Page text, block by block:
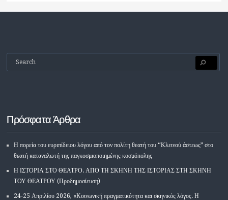
Πρόσφατα Άρθρα
Η πορεία του ευριπίδειου λόγου από τον πολίτη θεατή του “Κλεινού άστεως” στο
θεατή καταναλωτή της παγκοσμιοποιημένης κοσμόπολης
Η ΙΣΤΟΡΙΑ ΣΤΟ ΘΕΑΤΡΟ. ΑΠΟ ΤΗ ΣΚΗΝΗ ΤΗΣ ΙΣΤΟΡΙΑΣ ΣΤΗ ΣΚΗΝΗ
ΤΟΥ ΘΕΑΤΡΟΥ (Προδημοσίευση)
24-25 Απριλίου 2026, «Κοινωνική πραγματικότητα και σκηνικός λόγος. Η